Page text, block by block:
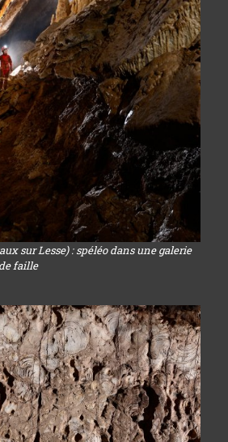
sur Lesse) : spéléo dans une galerie
faille